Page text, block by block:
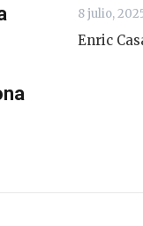
8 julio,
Enric